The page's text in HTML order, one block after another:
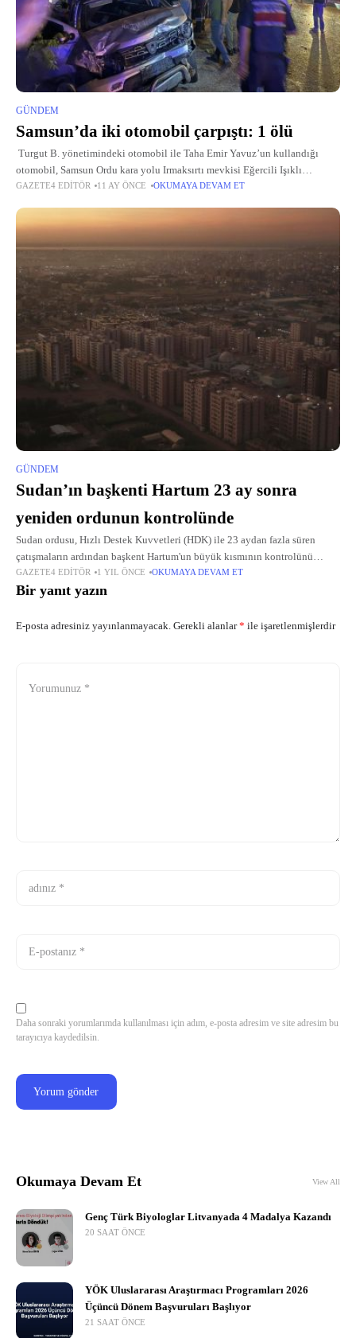
GÜNDEM
Samsun’da iki otomobil çarpıştı: 1 ölü
Turgut B. yönetimindeki otomobil ile Taha Emir Yavuz’un kullandığı
otomobil, Samsun Ordu kara yolu Irmaksırtı mevkisi Eğercili Işıklı
Kavşak’ta çarpıştı. Yavuz’un kullandığı otomobil, çarpışmanın etkisiyle
GAZETE4 EDITÖR 11 AY ÖNCE OKUMAYA DEVAM ET
GÜNDEM
Sudan’ın başkenti Hartum 23 ay sonra
yeniden ordunun kontrolünde
Sudan ordusu, Hızlı Destek Kuvvetleri (HDK) ile 23 aydan fazla süren
çatışmaların ardından başkent Hartum'un büyük kısmının kontrolünü
sağladı. Doğu Afrika ülkesi Sudan'da yaklaşık iki yıl önce başlayan, ordu
ve
GAZETE4 EDITÖR 1 YIL ÖNCE OKUMAYA DEVAM ET
Bir yanıt yazın
E-posta adresiniz yayınlanmayacak. Gerekli alanlar* ile işaretlenmişlerdir
Daha sonraki yorumlarımda kullanılması için adım, e-posta adresim ve site adresim bu
tarayıcıya kaydedilsin.
Okumaya Devam Et View All
Genç Türk Biyologlar Litvanyada 4 Madalya Kazandı
20 SAAT ÖNCE
YÖK Uluslararası Araştırmacı Programları 2026
Üçüncü Dönem Başvuruları Başlıyor
21 SAAT ÖNCE